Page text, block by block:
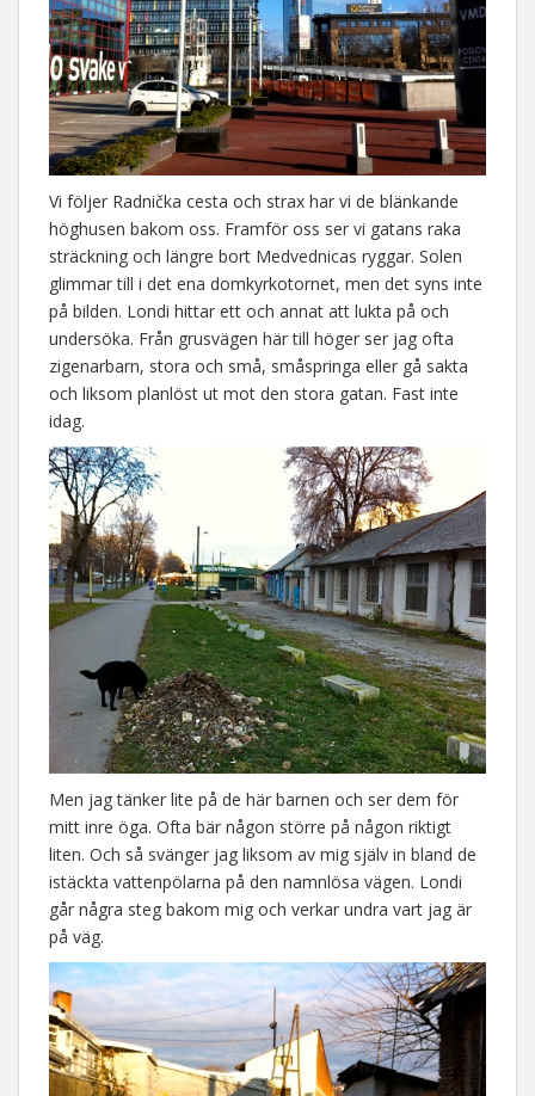
Vi följer Radnička cesta och strax har vi de blänkande
höghusen bakom oss. Framför oss ser vi gatans raka
sträckning och längre bort Medvednicas ryggar. Solen
glimmar till i det ena domkyrkotornet, men det syns inte
på bilden. Londi hittar ett och annat att lukta på och
undersöka. Från grusvägen här till höger ser jag ofta
zigenarbarn, stora och små, småspringa eller gå sakta
och liksom planlöst ut mot den stora gatan. Fast inte
idag.
Men jag tänker lite på de här barnen och ser dem för
mitt inre öga. Ofta bär någon större på någon riktigt
liten. Och så svänger jag liksom av mig själv in bland de
istäckta vattenpölarna på den namnlösa vägen. Londi
går några steg bakom mig och verkar undra vart jag är
på väg.